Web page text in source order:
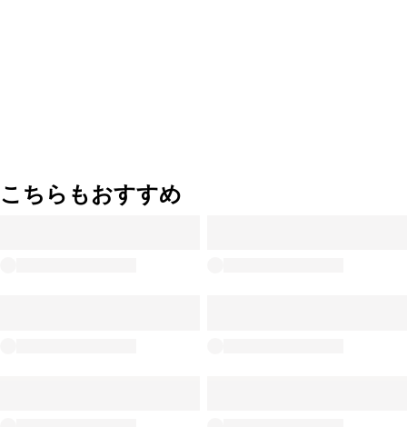
こちらもおすすめ